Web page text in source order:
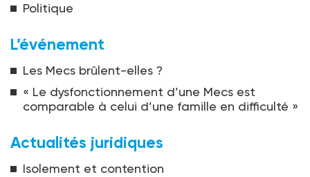
Politique
L’événement
Les Mecs brûlent-elles ?
« Le dysfonctionnement d’une Mecs est
comparable à celui d’une famille en difficulté »
Actualités juridiques
Isolement et contention